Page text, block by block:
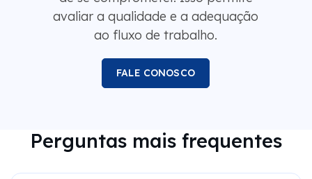
avaliar a qualidade e a adequação
ao fluxo de trabalho.
FALE CONOSCO
Perguntas mais frequentes